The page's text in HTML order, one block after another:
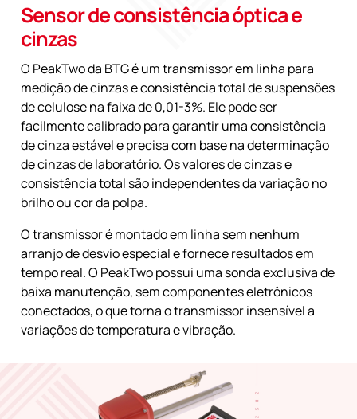
Sensor de consistência óptica e
cinzas
O PeakTwo da BTG é um transmissor em linha para
medição de cinzas e consistência total de suspensões
de celulose na faixa de 0,01-3%. Ele pode ser
facilmente calibrado para garantir uma consistência
de cinza estável e precisa com base na determinação
de cinzas de laboratório. Os valores de cinzas e
consistência total são independentes da variação no
brilho ou cor da polpa.
O transmissor é montado em linha sem nenhum
arranjo de desvio especial e fornece resultados em
tempo real. O PeakTwo possui uma sonda exclusiva de
baixa manutenção, sem componentes eletrônicos
conectados, o que torna o transmissor insensível a
variações de temperatura e vibração.